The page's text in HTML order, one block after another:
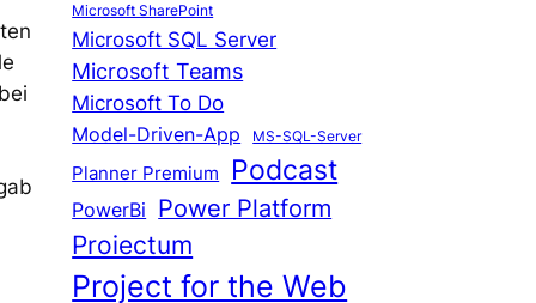
Microsoft SharePoint
Microsoft SQL Server
Microsoft Teams
Microsoft To Do
Model-Driven-App MS-SQL-Server
Planner Premium Podcast
PowerBi Power Platform
Proiectum
Project for the Web